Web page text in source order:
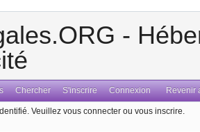
-
Chercher S'inscrire Connexion Revenir
Veuillez vous connecter ou vous inscrire.